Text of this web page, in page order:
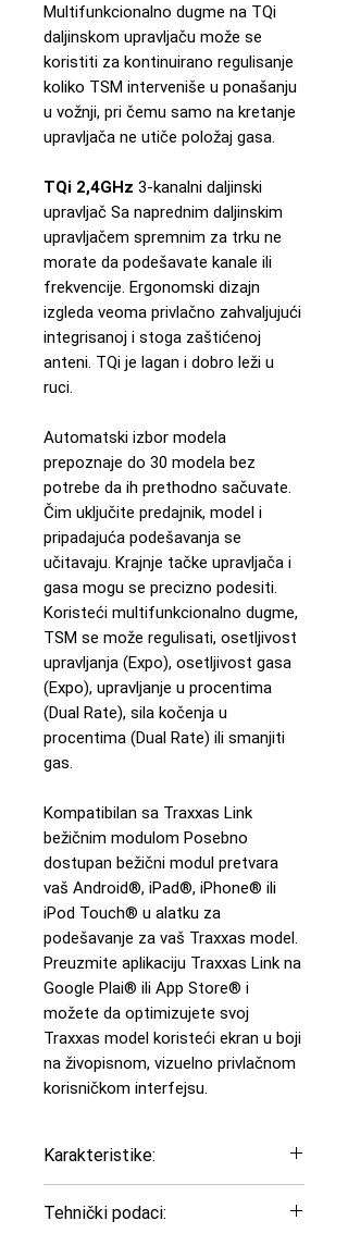
Multifunkcionalno dugme na TQi
daljinskom upravljaču može se
koristiti za kontinuirano regulisanje
koliko TSM interveniše u ponašanju
u vožnji, pri čemu samo na kretanje
upravljača ne utiče položaj gasa.
TQi 2,4GHz 3-kanalni daljinski
upravljač Sa naprednim daljinskim
upravljačem spremnim za trku ne
morate da podešavate kanale ili
frekvencije. Ergonomski dizajn
izgleda veoma privlačno zahvaljujući
integrisanoj i stoga zaštićenoj
anteni. TQi je lagan i dobro leži u
ruci.
Automatski izbor modela
prepoznaje do 30 modela bez
potrebe da ih prethodno sačuvate.
Čim uključite predajnik, model i
pripadajuća podešavanja se
učitavaju. Krajnje tačke upravljača i
gasa mogu se precizno podesiti.
Koristeći multifunkcionalno dugme,
TSM se može regulisati, osetljivost
upravljanja (Expo), osetljivost gasa
(Expo), upravljanje u procentima
(Dual Rate), sila kočenja u
procentima (Dual Rate) ili smanjiti
gas.
Kompatibilan sa Traxxas Link
bežičnim modulom Posebno
dostupan bežični modul pretvara
vaš Android®, iPad®, iPhone® ili
iPod Touch® u alatku za
podešavanje za vaš Traxxas model.
Preuzmite aplikaciju Traxxas Link na
Google Plai® ili App Store® i
možete da optimizujete svoj
Traxxas model koristeći ekran u boji
na živopisnom, vizuelno privlačnom
korisničkom interfejsu.
Karakteristike:
Monster Truck-a
Tehnički podaci: